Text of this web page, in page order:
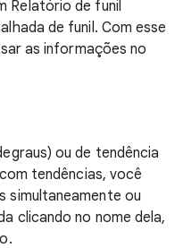
Relatório de funil
de funil. Com esse
as informações no
ou de tendência
tendências, você
simultaneamente ou
clicando no nome dela,